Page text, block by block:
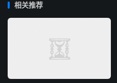
相关推荐